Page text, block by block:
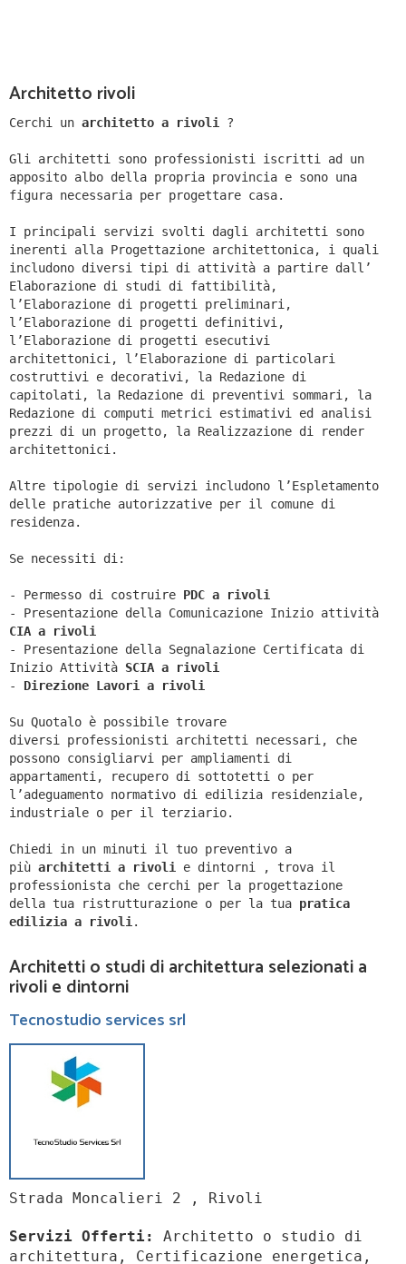
Architetto rivoli
Cerchi un architetto a rivoli ?
Gli architetti sono professionisti iscritti ad un
apposito albo della propria provincia e sono una
figura necessaria per progettare casa.
I principali servizi svolti dagli architetti sono
inerenti alla Progettazione architettonica, i quali
includono diversi tipi di attività a partire dall’
Elaborazione di studi di fattibilità,
l’Elaborazione di progetti preliminari,
l’Elaborazione di progetti definitivi,
l’Elaborazione di progetti esecutivi
architettonici, l’Elaborazione di particolari
costruttivi e decorativi, la Redazione di
capitolati, la Redazione di preventivi sommari, la
Redazione di computi metrici estimativi ed analisi
prezzi di un progetto, la Realizzazione di render
architettonici.
Altre tipologie di servizi includono l’Espletamento
delle pratiche autorizzative per il comune di
residenza.
Se necessiti di:
- Permesso di costruire PDC a rivoli
- Presentazione della Comunicazione Inizio attività
CIA a
rivoli
- Presentazione della Segnalazione Certificata di
Inizio Attività SCIA a
rivoli
- Direzione Lavori a rivoli
Su Quotalo è possibile trovare
diversi professionisti architetti necessari, che
possono consigliarvi per ampliamenti di
appartamenti, recupero di sottotetti o per
l’adeguamento normativo di edilizia residenziale,
industriale o per il terziario.
Chiedi in un minuti il tuo preventivo a
più architetti a rivoli e dintorni ,
trova il
professionista che cerchi per la progettazione
della tua ristrutturazione o per la tua pratica
edilizia a
rivoli.
Architetti o studi di architettura selezionati a
rivoli e dintorni
Tecnostudio services srl
Strada Moncalieri 2 , Rivoli
Servizi Offerti:
Architetto o studio di
architettura, Certificazione energetica,